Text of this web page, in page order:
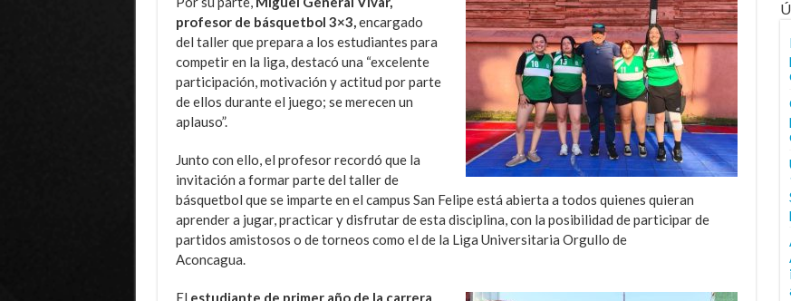
profesor de básquetbol 3×3,encargado
del taller que prepara a los estudiantes para
competir en la liga, destacó una “excelente
participación, motivación y actitud por parte
de ellos durante el juego; se merecen un
aplauso”.
Junto con ello, el profesor recordó que la
invitación a formar parte del taller de
básquetbol que se imparte en el campus San Felipe está abierta a todos quienes quieran
aprender a jugar, practicar y disfrutar de esta disciplina, con la posibilidad de participar de
partidos amistosos o de torneos como el de la Liga Universitaria Orgullo de
Aconcagua.
El estudiante de primer año de la carrera